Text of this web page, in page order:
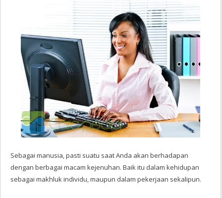
Sebagai manusia, pasti suatu saat Anda akan berhadapan
dengan berbagai macam kejenuhan. Baik itu dalam kehidupan
sebagai makhluk individu, maupun dalam pekerjaan sekalipun.